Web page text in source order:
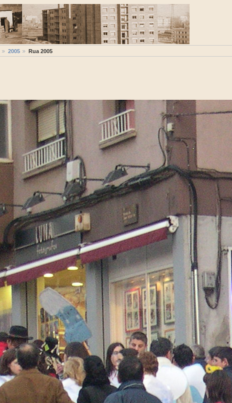
2005 Rua 2005